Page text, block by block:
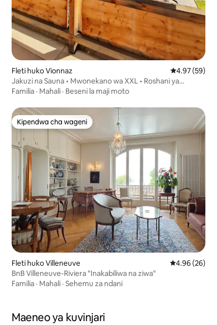
Fleti huko Vionnaz Ukadiriaji wa
4.97 (59)
Jakuzi na Sauna • Mwonekano wa XXL • Roshani ya
kipekee
Familia · Mahali · Beseni la maji moto
Kipendwa cha wageni
Kipendwa cha wageni
Fleti huko Villeneuve Ukadiriaji wa
4.96 (26)
BnB Villeneuve-Riviera "Inakabiliwa na ziwa"
Familia · Mahali · Sehemu za ndani
Maeneo ya kuvinjari